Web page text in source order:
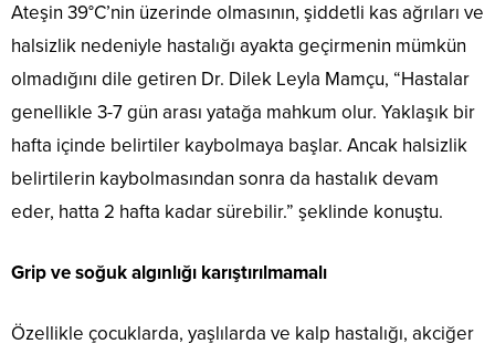
Ateşin 39°C’nin üzerinde olmasının, şiddetli kas ağrıları ve
halsizlik nedeniyle hastalığı ayakta geçirmenin mümkün
olmadığını dile getiren Dr. Dilek Leyla Mamçu, “Hastalar
genellikle 3-7 gün arası yatağa mahkum olur. Yaklaşık bir
hafta içinde belirtiler kaybolmaya başlar. Ancak halsizlik
belirtilerin kaybolmasından sonra da hastalık devam
eder, hatta 2 hafta kadar sürebilir.” şeklinde konuştu.
Grip ve soğuk algınlığı karıştırılmamalı
Özellikle çocuklarda, yaşlılarda ve kalp hastalığı, akciğer